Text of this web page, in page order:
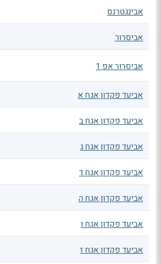
אבינגטרנס
אביסרור
אביסרור אפ 1
אביעד פקדון אגח א
אביעד פקדון אגח ב
אביעד פקדון אגח ג
אביעד פקדון אגח ד
אביעד פקדון אגח ה
אביעד פקדון אגח ו
אביעד פקדון אגח ז